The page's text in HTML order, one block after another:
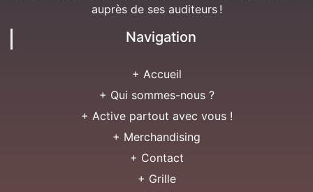
auprès de ses auditeurs !
Navigation
+ Accueil
+ Qui sommes-nous ?
+ Active partout avec vous !
+ Merchandising
+ Contact
+ Grille